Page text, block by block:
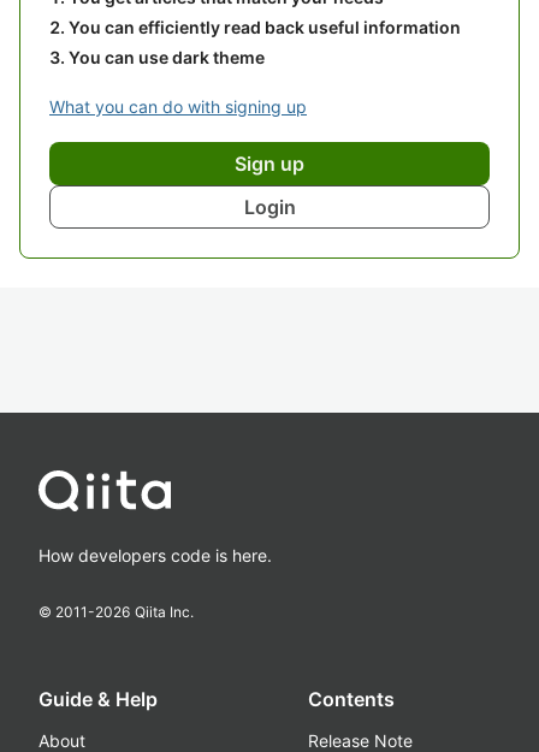
You can efficiently read back useful information
You can use dark theme
What you can do with signing up
Sign up
Login
How developers code is here.
© 2011-2026 Qiita Inc.
Guide & Help
About
Contents
Release Note